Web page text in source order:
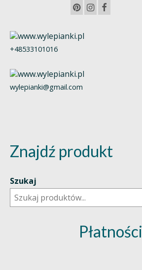
+48533101016
wylepianki@gmail.com
Znajdź produkt
Szukaj
Płatności